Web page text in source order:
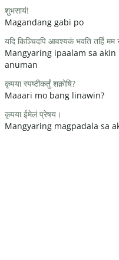
शुभसायं!
Magandang gabi po
यदि किञ्चिदपि आवश्यकं भवति तर्हि
Mangyaring ipaalam sa
anuman
कृपया स्पष्टीकर्तुं शक्नोषि?
Maaari mo bang linawin?
कृपया ईमेलं प्रेषय।
Mangyaring magpadala sa